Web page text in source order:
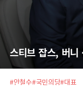
스티브 잡스, 버
#안철수#국민의당#대표